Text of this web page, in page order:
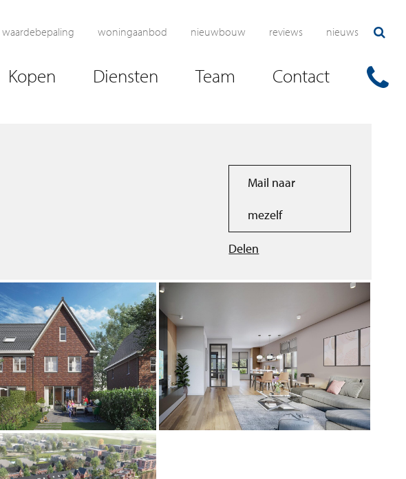
woningaanbod nieuwbouw reviews nieuws
Kopen Diensten Team Contact
Mail naar
mezelf
Delen